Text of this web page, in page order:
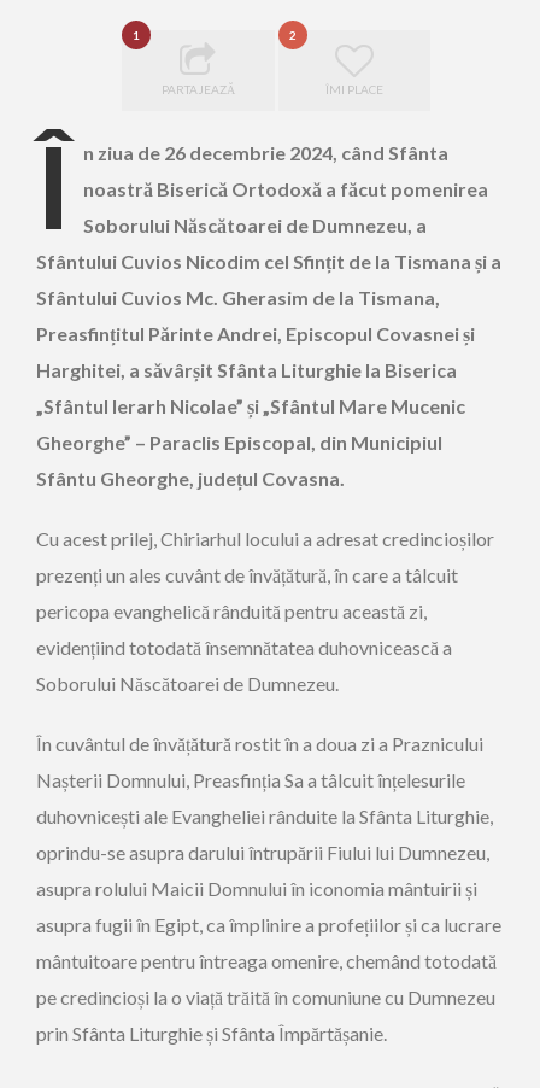
1
PARTAJEAZĂ
2
ÎMI PLACE
Î n ziua de 26 decembrie 2024, când Sfânta
noastră Biserică Ortodoxă a făcut pomenirea
Soborului Născătoarei de Dumnezeu, a
Sfântului Cuvios Nicodim cel Sfințit de la Tismana și a
Sfântului Cuvios Mc. Gherasim de la Tismana,
Preasfințitul Părinte Andrei, Episcopul Covasnei și
Harghitei, a săvârșit Sfânta Liturghie la Biserica
„Sfântul Ierarh Nicolae” și „Sfântul Mare Mucenic
Gheorghe” – Paraclis Episcopal, din Municipiul
Sfântu Gheorghe, județul Covasna.
Cu acest prilej, Chiriarhul locului a adresat credincioșilor
prezenți un ales cuvânt de învățătură, în care a tâlcuit
pericopa evanghelică rânduită pentru această zi,
evidențiind totodată însemnătatea duhovnicească a
Soborului Născătoarei de Dumnezeu.
În cuvântul de învățătură rostit în a doua zi a Praznicului
Nașterii Domnului, Preasfinția Sa a tâlcuit înțelesurile
duhovnicești ale Evangheliei rânduite la Sfânta Liturghie,
oprindu-se asupra darului întrupării Fiului lui Dumnezeu,
asupra rolului Maicii Domnului în iconomia mântuirii și
asupra fugii în Egipt, ca împlinire a profețiilor și ca lucrare
mântuitoare pentru întreaga omenire, chemând totodată
pe credincioși la o viață trăită în comuniune cu Dumnezeu
prin Sfânta Liturghie și Sfânta Împărtășanie.